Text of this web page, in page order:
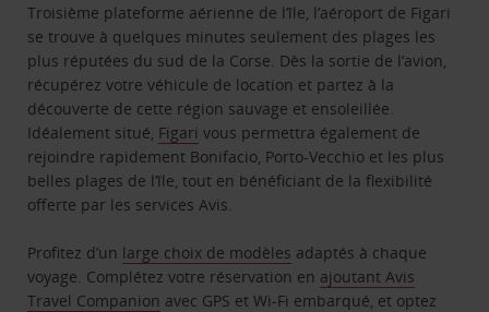
Troisième plateforme aérienne de l’île, l’aéroport de Figari
se trouve à quelques minutes seulement des plages les
plus réputées du sud de la Corse. Dès la sortie de l’avion,
récupérez votre véhicule de location et partez à la
découverte de cette région sauvage et ensoleillée.
Idéalement situé, Figari vous permettra également de
rejoindre rapidement Bonifacio, Porto-Vecchio et les plus
belles plages de l’île, tout en bénéficiant de la flexibilité
offerte par les services Avis.
Profitez d’un large choix de modèles adaptés à chaque
voyage. Complétez votre réservation en ajoutant Avis
Travel Companion avec GPS et Wi-Fi embarqué, et optez